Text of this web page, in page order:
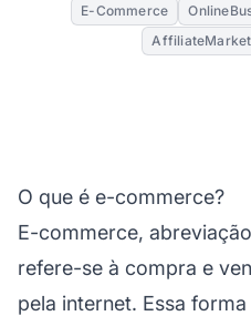
E-Commerce
O que é e-commerce?
E-commerce,
refere-se à compra e
pela internet. Essa